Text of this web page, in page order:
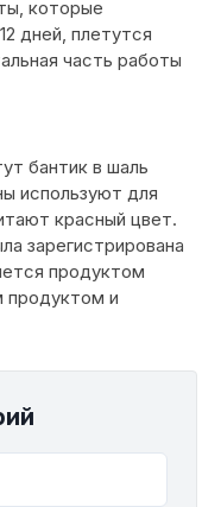
которые
дней, плетутся
часть работы
бантик в шаль
используют для
красный цвет.
зарегистрирована
продуктом
продуктом и